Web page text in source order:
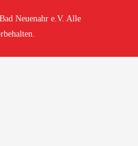
Neuenahr e.V. Alle